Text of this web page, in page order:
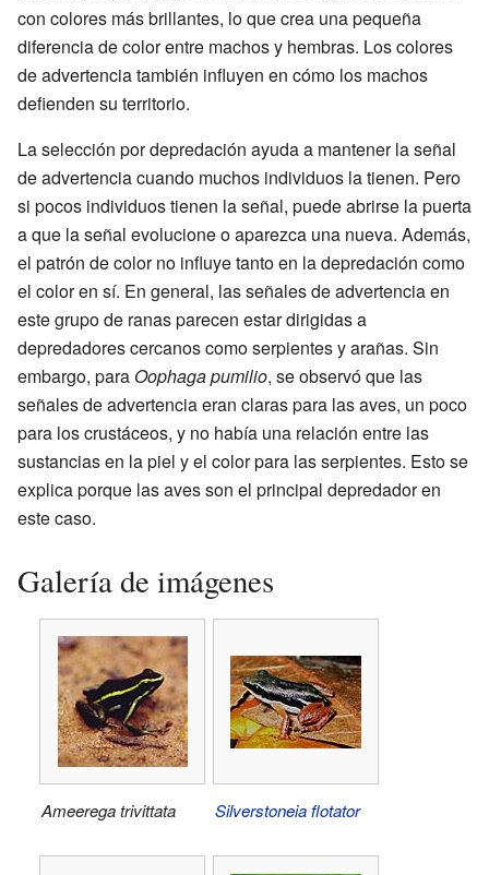
con colores más brillantes, lo que crea una pequeña
diferencia de color entre machos y hembras. Los colores
de advertencia también influyen en cómo los machos
defienden su territorio.
La selección por depredación ayuda a mantener la señal
de advertencia cuando muchos individuos la tienen. Pero
si pocos individuos tienen la señal, puede abrirse la puerta
a que la señal evolucione o aparezca una nueva. Además,
el patrón de color no influye tanto en la depredación como
el color en sí. En general, las señales de advertencia en
este grupo de ranas parecen estar dirigidas a
depredadores cercanos como serpientes y arañas. Sin
embargo, para Oophaga pumilio, se observó que las
señales de advertencia eran claras para las aves, un poco
para los crustáceos, y no había una relación entre las
sustancias en la piel y el color para las serpientes. Esto se
explica porque las aves son el principal depredador en
este caso.
Galería de imágenes
Ameerega trivittata Silverstoneia flotator